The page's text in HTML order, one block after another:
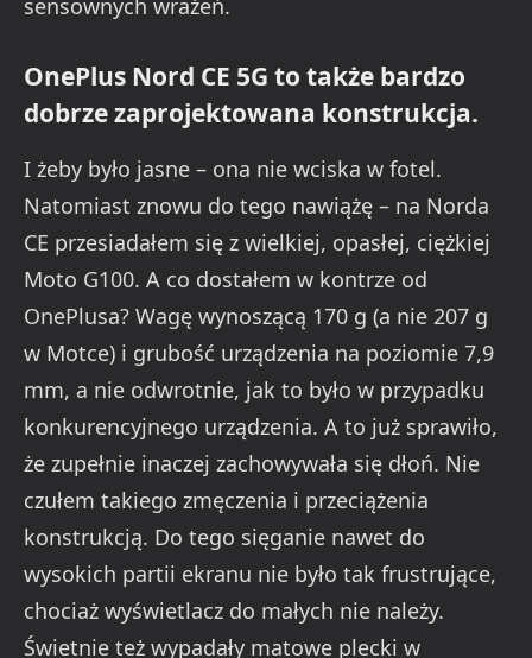
OnePlus Nord CE 5G to także bardzo
dobrze zaprojektowana konstrukcja.
I żeby było jasne – ona nie wciska w fotel.
Natomiast znowu do tego nawiążę – na Norda
CE przesiadałem się z wielkiej, opasłej, ciężkiej
Moto G100. A co dostałem w kontrze od
OnePlusa? Wagę wynoszącą 170 g (a nie 207 g
w Motce) i grubość urządzenia na poziomie 7,9
mm, a nie odwrotnie, jak to było w przypadku
konkurencyjnego urządzenia. A to już sprawiło,
że zupełnie inaczej zachowywała się dłoń. Nie
czułem takiego zmęczenia i przeciążenia
konstrukcją. Do tego sięganie nawet do
wysokich partii ekranu nie było tak frustrujące,
chociaż wyświetlacz do małych nie należy.
Świetnie też wypadały matowe plecki w